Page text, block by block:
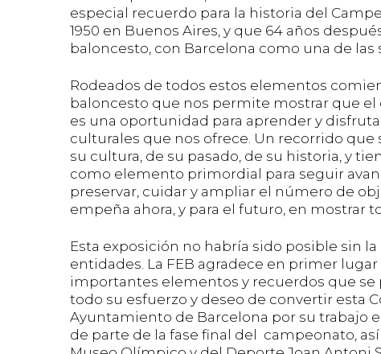
especial recuerdo para la historia del
1950 en Buenos Aires, y que 64 años
baloncesto, con Barcelona como una de las
Rodeados de todos estos elementos
baloncesto que nos permite mostrar que el
es una oportunidad para aprender y
culturales que nos ofrece. Un recorrido
su cultura, de su pasado, de su historia, y
como elemento primordial para seguir
preservar, cuidar y ampliar el número de
empeña ahora, y para el futuro, en mostrar
Esta exposición no habría sido posible sin
entidades. La FEB agradece en primer
importantes elementos y recuerdos que
todo su esfuerzo y deseo de convertir esta
Ayuntamiento de Barcelona por su trabajo
de parte de la fase final del campeonato,